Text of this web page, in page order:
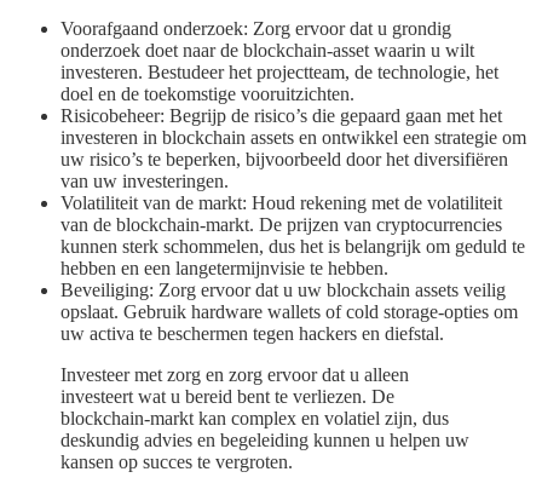
Voorafgaand onderzoek: Zorg ervoor dat u grondig
onderzoek doet naar de blockchain-asset waarin u wilt
investeren. Bestudeer het projectteam, de technologie, het
doel en de toekomstige vooruitzichten.
Risicobeheer: Begrijp de risico’s die gepaard gaan met het
investeren in blockchain assets en ontwikkel een strategie om
uw risico’s te beperken, bijvoorbeeld door het diversifiëren
van uw investeringen.
Volatiliteit van de markt: Houd rekening met de volatiliteit
van de blockchain-markt. De prijzen van cryptocurrencies
kunnen sterk schommelen, dus het is belangrijk om geduld te
hebben en een langetermijnvisie te hebben.
Beveiliging: Zorg ervoor dat u uw blockchain assets veilig
opslaat. Gebruik hardware wallets of cold storage-opties om
uw activa te beschermen tegen hackers en diefstal.
Investeer met zorg en zorg ervoor dat u alleen
investeert wat u bereid bent te verliezen. De
blockchain-markt kan complex en volatiel zijn, dus
deskundig advies en begeleiding kunnen u helpen uw
kansen op succes te vergroten.